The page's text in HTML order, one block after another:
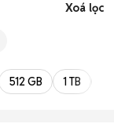
Xoá lọc
512 GB 1 TB